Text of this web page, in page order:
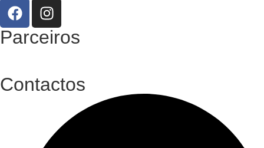
Parceiros
Contactos